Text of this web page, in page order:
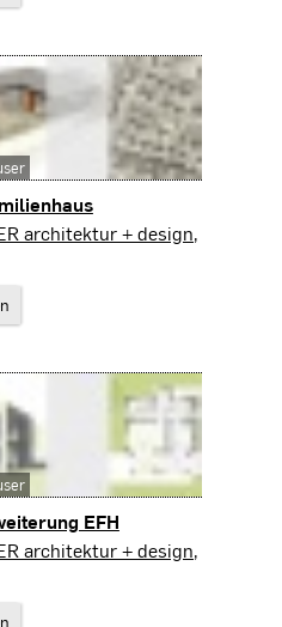
architektur + design,
EFH
architektur + design,